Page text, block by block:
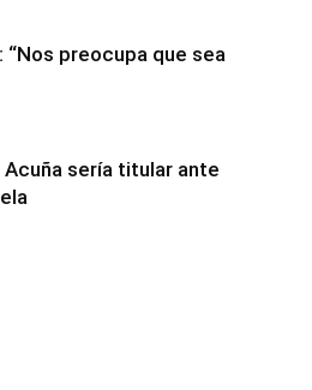
“Nos preocupa que sea
Acuña sería titular ante